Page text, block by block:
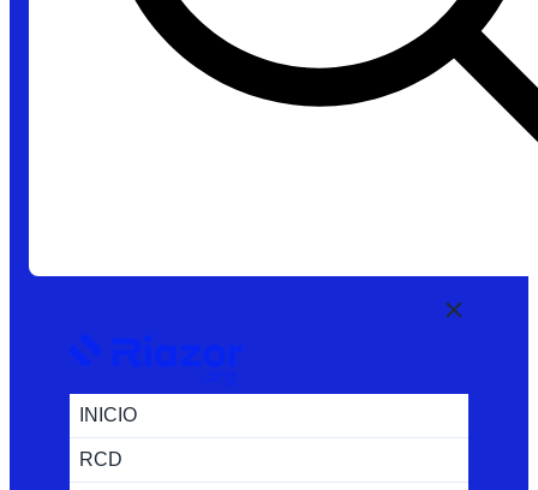
INICIO
RCD